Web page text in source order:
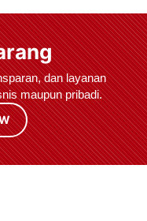
dan layanan
maupun pribadi.